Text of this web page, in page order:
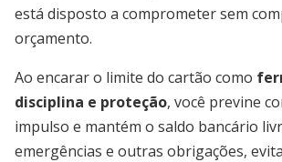
está disposto a comprometer sem
orçamento.
Ao encarar o limite do cartão como
disciplina e proteção, você previne
impulso e mantém o saldo bancário
emergências e outras obrigações,